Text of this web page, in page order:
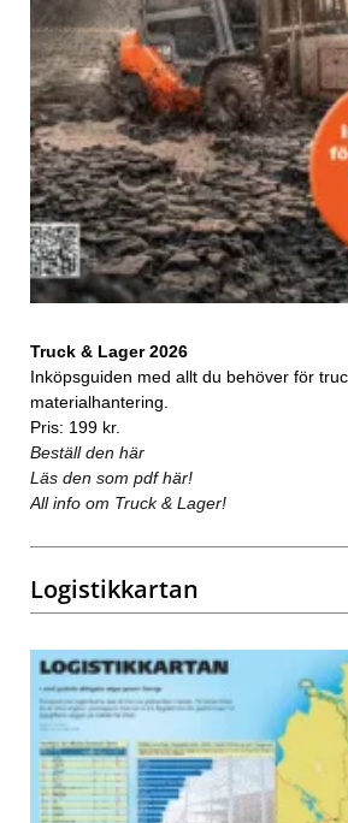
Truck & Lager 2026
Inköpsguiden med allt du behöver för
materialhantering.
Pris: 199 kr.
Beställ den här
Läs den som pdf här!
All info om Truck & Lager!
Logistikkartan